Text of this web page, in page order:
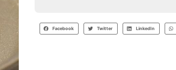
Facebook Twitter LinkedIn